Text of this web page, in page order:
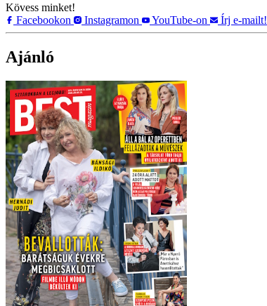
Kövess minket!
Facebookon
Instagramon YouTube-on Írj e-mailt!
Ajánló